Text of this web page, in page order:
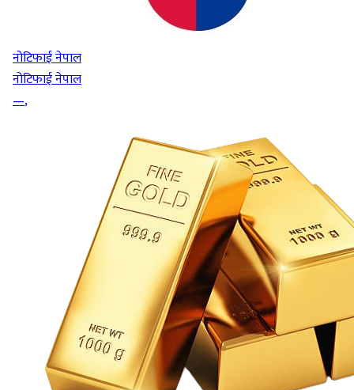
नोटिफाई नेपाल
नोटिफाई नेपाल
—,